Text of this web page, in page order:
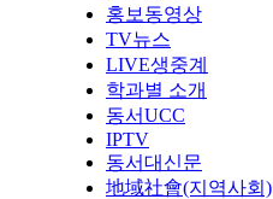
홍보동영상
TV뉴스
LIVE생중계
학과별 소개
동서UCC
IPTV
동서대신문
地域社會(지역사회)